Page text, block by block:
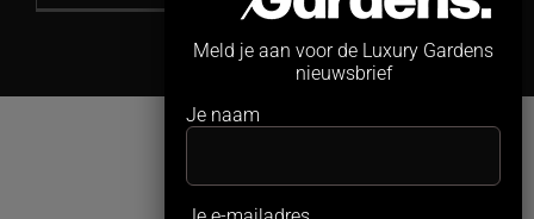
Meld je aan voor de Luxury Gardens
nieuwsbrief
Je naam